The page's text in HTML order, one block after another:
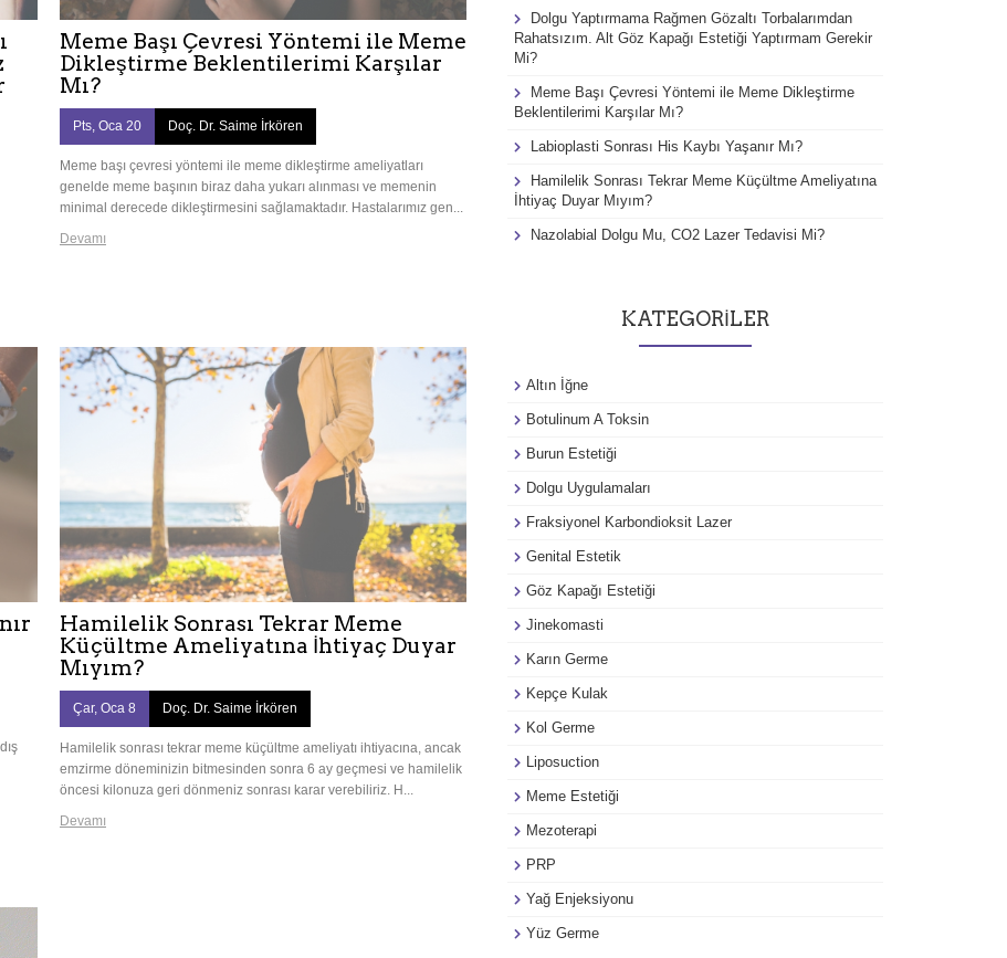
Meme Başı Çevresi Yöntemi ile Meme
Dikleştirme Beklentilerimi Karşılar
Mı?
Pts, Oca 20 Doç. Dr. Saime İrkören
Meme başı çevresi yöntemi ile meme dikleştirme ameliyatları
genelde meme başının biraz daha yukarı alınması ve memenin
minimal derecede dikleştirmesini sağlamaktadır. Hastalarımız gen...
Devamı
Hamilelik Sonrası Tekrar Meme
Küçültme Ameliyatına İhtiyaç Duyar
Mıyım?
Çar, Oca 8 Doç. Dr. Saime İrkören
Hamilelik sonrası tekrar meme küçültme ameliyatı ihtiyacına, ancak
emzirme döneminizin bitmesinden sonra 6 ay geçmesi ve hamilelik
öncesi kilonuza geri dönmeniz sonrası karar verebiliriz. H...
Devamı
Dolgu Yaptırmama Rağmen Gözaltı Torbalarımdan
Rahatsızım. Alt Göz Kapağı Estetiği Yaptırmam Gerekir
Mi?
Meme Başı Çevresi Yöntemi ile Meme Dikleştirme
Beklentilerimi Karşılar Mı?
Labioplasti Sonrası His Kaybı Yaşanır Mı?
Hamilelik Sonrası Tekrar Meme Küçültme Ameliyatına
İhtiyaç Duyar Mıyım?
Nazolabial Dolgu Mu, CO2 Lazer Tedavisi Mi?
KATEGORILER
Altın İğne
Botulinum A Toksin
Burun Estetiği
Dolgu Uygulamaları
Fraksiyonel Karbondioksit Lazer
Genital Estetik
Göz Kapağı Estetiği
Jinekomasti
Karın Germe
Kepçe Kulak
Kol Germe
Liposuction
Meme Estetiği
Mezoterapi
PRP
Yağ Enjeksiyonu
Yüz Germe